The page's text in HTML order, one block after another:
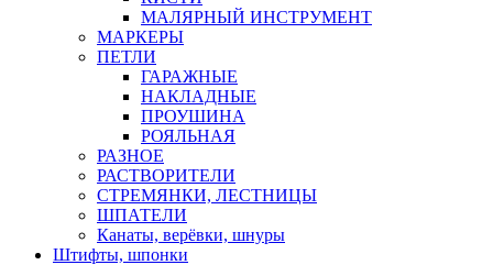
МАЛЯРНЫЙ ИНСТРУМЕНТ
МАРКЕРЫ
ПЕТЛИ
ГАРАЖНЫЕ
НАКЛАДНЫЕ
ПРОУШИНА
РОЯЛЬНАЯ
РАЗНОЕ
РАСТВОРИТЕЛИ
СТРЕМЯНКИ, ЛЕСТНИЦЫ
ШПАТЕЛИ
Канаты, верёвки, шнуры
Штифты, шпонки